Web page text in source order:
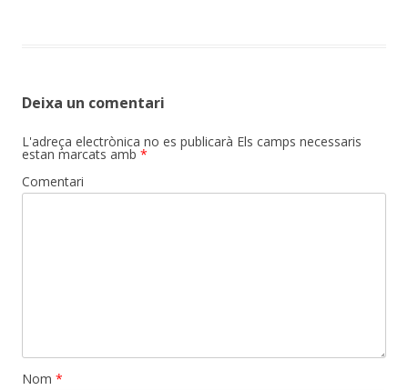
Deixa un comentari
L'adreça electrònica no es publicarà Els camps necessaris
estan marcats amb *
Comentari
Nom *